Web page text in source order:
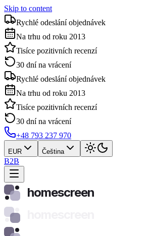
Skip to content
Rychlé odeslání objednávek
Na trhu od roku 2013
Tisíce pozitivních recenzí
30 dní na vrácení
Rychlé odeslání objednávek
Na trhu od roku 2013
Tisíce pozitivních recenzí
30 dní na vrácení
+48 793 237 970
EUR Čeština
B2B
homescreen